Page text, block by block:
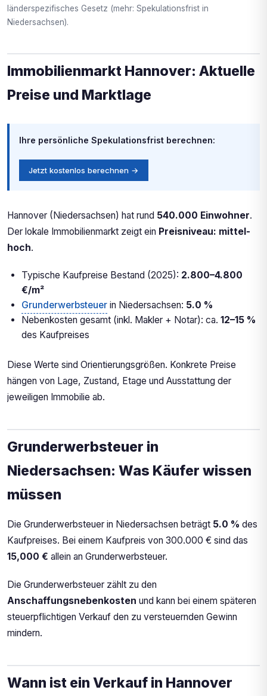
länderspezifisches Gesetz (mehr: Spekulationsfrist in
Niedersachsen).
Immobilienmarkt Hannover: Aktuelle
Preise und Marktlage
Ihre persönliche Spekulationsfrist berechnen:
Jetzt kostenlos berechnen →
Hannover (Niedersachsen) hat rund 540.000 Einwohner.
Der lokale Immobilienmarkt zeigt ein Preisniveau: mittel-
hoch.
Typische Kaufpreise Bestand (2025): 2.800–4.800
€/m²
Grunderwerbsteuer in Niedersachsen: 5.0 %
Nebenkosten gesamt (inkl. Makler + Notar): ca. 12–15 %
des Kaufpreises
Diese Werte sind Orientierungsgrößen. Konkrete Preise
hängen von Lage, Zustand, Etage und Ausstattung der
jeweiligen Immobilie ab.
Grunderwerbsteuer in
Niedersachsen: Was Käufer wissen
müssen
Die Grunderwerbsteuer in Niedersachsen beträgt 5.0 % des
Kaufpreises. Bei einem Kaufpreis von 300.000 € sind das
15,000 € allein an Grunderwerbsteuer.
Die Grunderwerbsteuer zählt zu den
Anschaffungsnebenkosten und kann bei einem späteren
steuerpflichtigen Verkauf den zu versteuernden Gewinn
mindern.
Wann ist ein Verkauf in Hannover